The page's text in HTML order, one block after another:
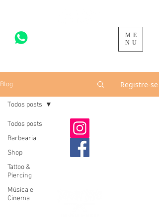
ME
NU
Blog Registre-se
Todos posts
Barbearia
Shop
Tattoo &
Piercing
Música e
Cinema
Todos posts